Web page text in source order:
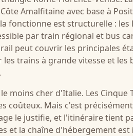
Amalfitaine avec base à
fonctionne est structurelle : les
par train régional et bus car
peut couvrir les principales
trains à grande vitesse et les
moins cher d'Italie. Les Cinque
coûteux. Mais c'est précisément
le justifie, et l'itinéraire tient
et la chaîne d'hébergement est